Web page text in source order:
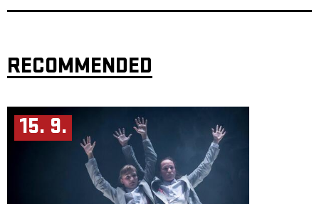
RECOMMENDED
15. 9.